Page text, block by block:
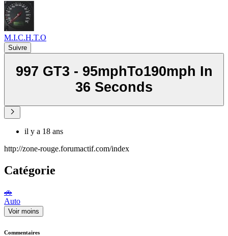
M.I.C.H.T.O
Suivre
997 GT3 - 95mphTo190mph In
36 Seconds
il y a 18 ans
http://zone-rouge.forumactif.com/index
Catégorie
🚗
Auto
Voir moins
Commentaires